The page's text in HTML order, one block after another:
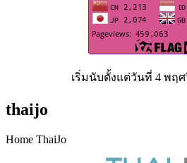
เริ่มนับตั้งแต่วันที่ 4 พฤศ
thaijo
Home ThaiJo